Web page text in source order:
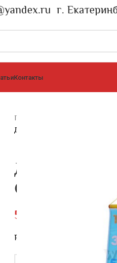
г.
Контакты
Главная страница
ДИДАКТИЧЕСКОЕ ПАНО
СЧИТАТЬ»
5448
Размеры: 50*70 см